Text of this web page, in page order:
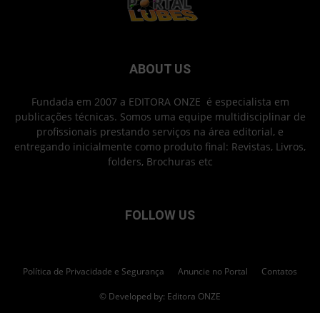
ABOUT US
Fundada em 2007 a EDITORA ONZE é especialista em
publicações técnicas. Somos uma equipe multidisciplinar de
profissionais prestando serviços na área editorial, e
entregando inicialmente como produto final: Revistas, Livros,
folders, Brochuras etc
FOLLOW US
Política de Privacidade e Segurança Anuncie no Portal Contatos
© Developed by: Editora ONZE